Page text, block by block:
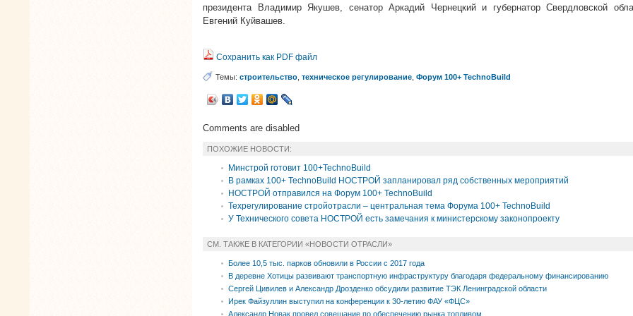
президента Владимир Якушев, сенатор Аркадий Чернецкий и губернатор Свердловской
Евгений Куйвашев.
Сохранить как PDF файл
Темы: строительство техническое регулирование Форум 100+ TechnoBuild
Comments are disabled
ПОХОЖИЕ НОВОСТИ:
Минстрой готовит 100+TechnoBuild
В рамках 100+ TechnoBuild НОСТРОЙ запланировал ряд собственных мероприятий
НОСТРОЙ отправился на Форум 100+ TechnoBuild
Техрегулирование стройотрасли – центральная тема Форума 100+ TechnoBuild
У Технического совета НОСТРОЙ есть замечания к министерскому законопроекту
СМ. ТАКЖЕ В КАТЕГОРИИ «НОВОСТИ ОТРАСЛИ»
Более 10,5 тыс. парков обновили в России с 2017 года
В деревне Хотицы развивают транспортную инфраструктуру благодаря федеральному финансированию
Сергей Цивилев и Александр Дрозденко обсудили развитие ТЭК Ленинградской области
Ирек Файзуллин выступил на конференции к 30-летию ФАУ «ФЦС»
Александр Новак провел совещание по обеспечению рынка топливом